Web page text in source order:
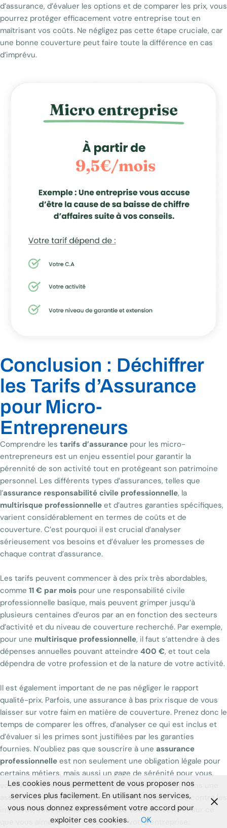
d’assurance, d’évaluer les options et de comparer les prix, vous
pourrez protéger efficacement votre entreprise tout en
maîtrisant vos coûts. Ne négligez pas cette étape cruciale, car
une bonne couverture peut faire toute la différence en cas
d’imprévu.
Conclusion : Déchiffrer
les Tarifs d’Assurance
pour Micro-
Entrepreneurs
Comprendre les tarifs d’assurance pour les micro-
entrepreneurs est un enjeu essentiel pour garantir la
pérennité de son activité tout en protégeant son patrimoine
personnel. Les différents types d’assurances, telles que
l’assurance responsabilité civile professionnelle, la
multirisque professionnelle et d’autres garanties spécifiques,
varient considérablement en termes de coûts et de
couverture. C’est pourquoi il est crucial d’analyser
sérieusement vos besoins et d’évaluer les promesses de
chaque contrat d’assurance.
Les tarifs peuvent commencer à des prix très abordables,
comme 11 € par mois pour une responsabilité civile
professionnelle basique, mais peuvent grimper jusqu’à
plusieurs centaines d’euros par an en fonction des secteurs
d’activité et du niveau de couverture recherché. Par exemple,
pour une multirisque professionnelle, il faut s’attendre à des
dépenses annuelles pouvant atteindre 400 €, et tout cela
dépendra de votre profession et de la nature de votre activité.
Il est également important de ne pas négliger le rapport
qualité-prix. Parfois, une assurance à bas prix risque de vous
laisser sur votre faim en matière de couverture. Prenez donc le
temps de comparer les offres, d’analyser ce qui est inclus et
d’évaluer si les primes sont justifiées par les garanties
fournies. N’oubliez pas que souscrire à une assurance
professionnelle est non seulement une obligation légale pour
certains métiers, mais aussi un gage de sérénité pour vous,
vos clients et vos partenaires. Chaque euro investi dans une
assurance peut se transformer en un rempart solide contre les
imprévus, vous permettant ainsi de vous concentrer sur ce
que vous aimez le plus : développer votre entreprise.
Les cookies nous permettent de vous proposer nos
services plus facilement. En utilisant nos services,
vous nous donnez expressément votre accord pour
exploiter ces cookies.
OK